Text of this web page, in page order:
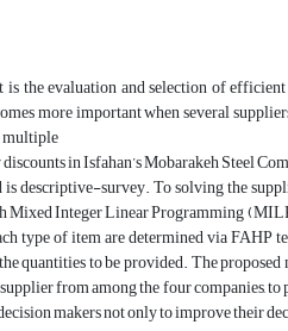
the evaluation and selection of
more important when several
multiple
in Isfahan’s Mobarakeh Steel
is descriptive-survey. To solving the
Integer Linear Programming
type of item are determined via FAHP
quantities to be provided. The
from among the four companies,
makers not only to improve their